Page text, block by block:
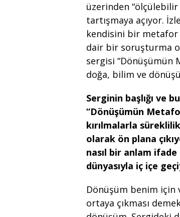
üzerinden “ölçülebilir
tartışmaya açıyor.
kendisini bir metafor
dair bir soruşturma
sergisi “Dönüşümün
doğa, bilim ve
Serginin başlığı ve
“Dönüşümün
kırılmalarla
olarak ön plana
nasıl bir anlam
dünyasıyla iç içe
Dönüşüm benim için
ortaya çıkması